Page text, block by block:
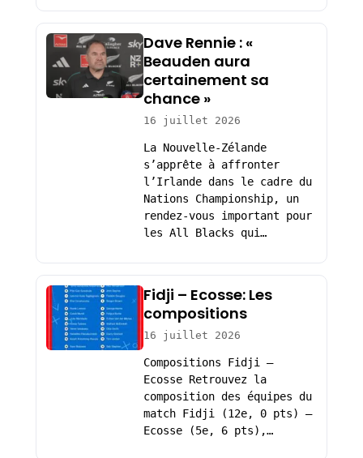
Dave Rennie : «
Beauden aura
certainement sa
chance »
16 juillet 2026
La Nouvelle-Zélande
s’apprête à affronter
l’Irlande dans le cadre du
Nations Championship, un
rendez-vous important pour
les All Blacks qui…
Fidji – Ecosse: Les
compositions
16 juillet 2026
Compositions Fidji –
Ecosse Retrouvez la
composition des équipes du
match Fidji (12e, 0 pts) –
Ecosse (5e, 6 pts),…